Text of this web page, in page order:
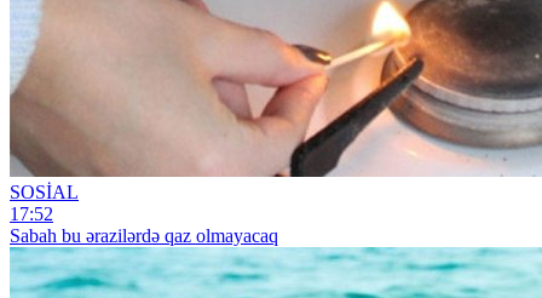
SOSİAL
17:52
Sabah bu ərazilərdə qaz olmayacaq